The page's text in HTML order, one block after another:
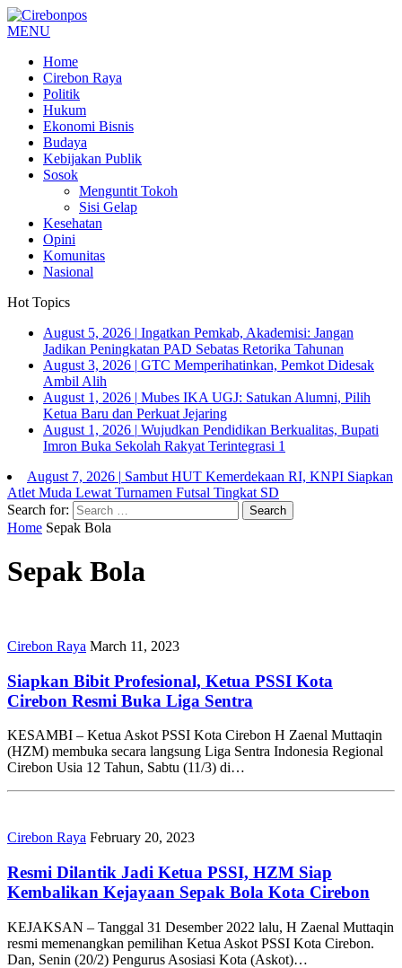
MENU
Home
Cirebon Raya
Politik
Hukum
Ekonomi Bisnis
Budaya
Kebijakan Publik
Sosok
Menguntit Tokoh
Sisi Gelap
Kesehatan
Opini
Komunitas
Nasional
Hot Topics
August 5, 2026 | Ingatkan Pemkab, Akademisi: Jangan
Jadikan Peningkatan PAD Sebatas Retorika Tahunan
August 3, 2026 | GTC Memperihatinkan, Pemkot Didesak
Ambil Alih
August 1, 2026 | Mubes IKA UGJ: Satukan Alumni, Pilih
Ketua Baru dan Perkuat Jejaring
August 1, 2026 | Wujudkan Pendidikan Berkualitas, Bupati
Imron Buka Sekolah Rakyat Terintegrasi 1
August 7, 2026 | Sambut HUT Kemerdekaan RI, KNPI Siapkan
Atlet Muda Lewat Turnamen Futsal Tingkat SD
Search for:
Home Sepak Bola
Sepak Bola
Cirebon Raya March 11, 2023
Siapkan Bibit Profesional, Ketua PSSI Kota
Cirebon Resmi Buka Liga Sentra
KESAMBI – Ketua Askot PSSI Kota Cirebon H Zaenal Muttaqin
(HZM) membuka secara langsung Liga Sentra Indonesia Regional
Cirebon Usia 12 Tahun, Sabtu (11/3) di…
Cirebon Raya February 20, 2023
Resmi Dilantik Jadi Ketua PSSI, HZM Siap
Kembalikan Kejayaan Sepak Bola Kota Cirebon
KEJAKSAN – Tanggal 31 Desember 2022 lalu, H Zaenal Muttaqin
resmi memenangkan pemilihan Ketua Askot PSSI Kota Cirebon.
Dan, Senin (20/2) Pengurus Asosiasi Kota (Askot)…